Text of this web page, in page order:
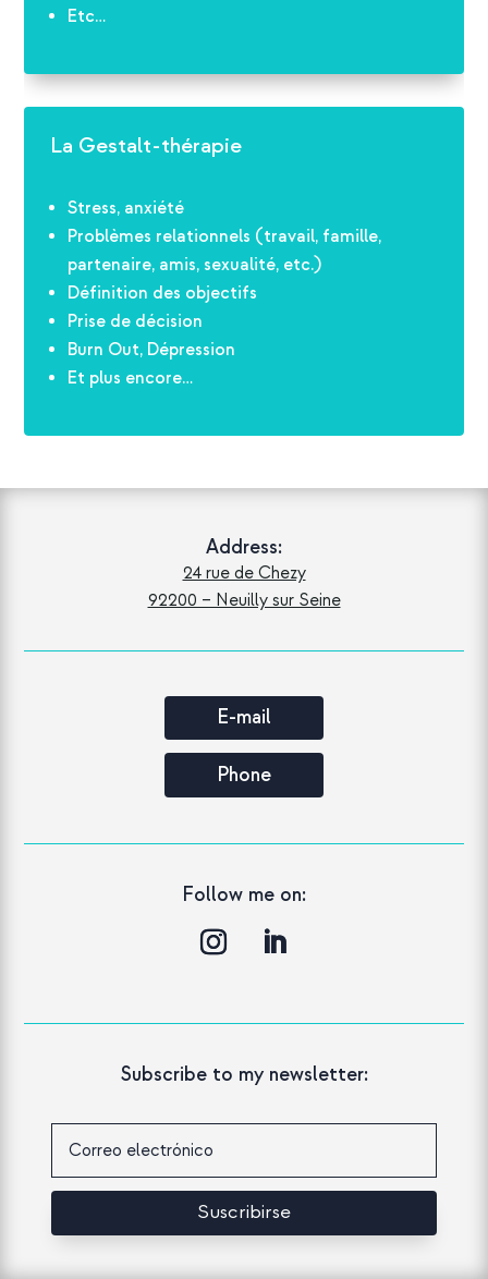
Etc…
La Gestalt-thérapie
Stress, anxiété
Problèmes relationnels (travail, famille,
partenaire, amis, sexualité, etc.)
Définition des objectifs
Prise de décision
Burn Out, Dépression
Et plus encore…
Address:
24 rue de Chezy
92200 – Neuilly sur Seine
E-mail
Phone
Follow me on:
Subscribe to my newsletter:
Suscribirse